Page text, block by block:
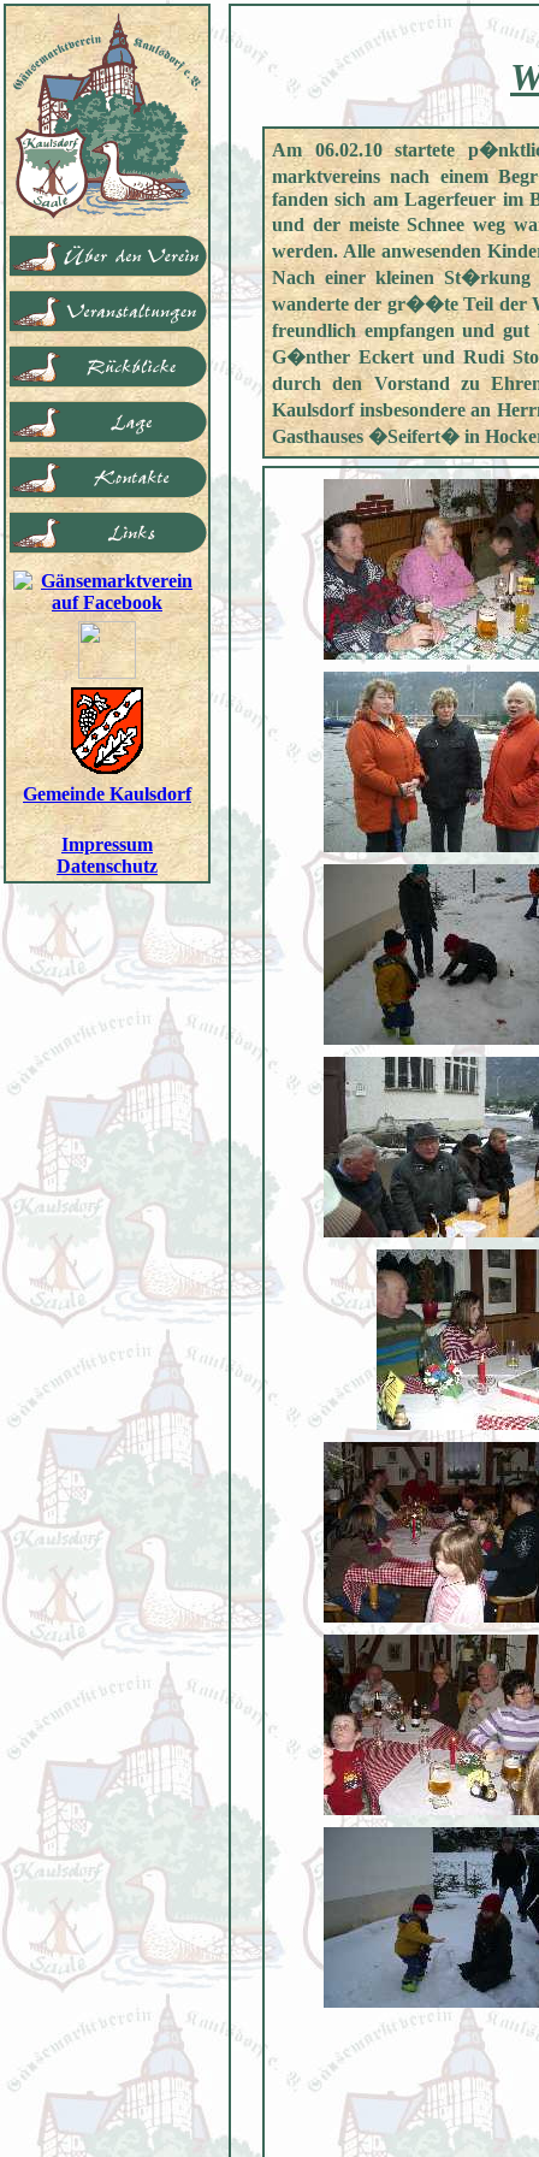
Gemeinde Kaulsdorf
Impressum
Datenschutz
Am 06.02.10 startete
marktvereins nach einem
fanden sich am Lagerfeuer im
und der meiste Schnee weg
werden. Alle anwesenden
Nach einer kleinen
wanderte der gr��te Teil der
freundlich empfangen und
G�nther Eckert und Rudi
durch den Vorstand zu
Kaulsdorf insbesondere an
Gasthauses �Seifert� in